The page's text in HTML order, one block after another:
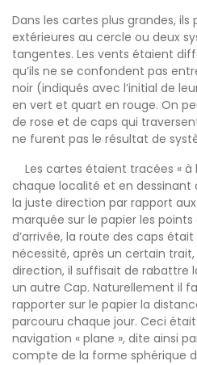
Dans les cartes plus grandes,
extérieures au cercle ou deux
tangentes. Les vents étaient
qu’ils ne se confondent pas
noir (indiqués avec l’initial de
en vert et quart en rouge. On
de rose et de caps qui
ne furent pas le résultat de
Les cartes étaient tracées « à
chaque localité et en
la juste direction par rapport
marquée sur le papier les
d’arrivée, la route des caps
nécessité, après un certain
direction, il suffisait de rabattre
un autre Cap. Naturellement il
rapporter sur le papier la
parcouru chaque jour. Ceci
navigation « plane », dite ainsi
compte de la forme sphérique